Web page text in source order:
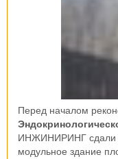
Перед началом
ИНЖИНИРИНГ сдали
модульное здание